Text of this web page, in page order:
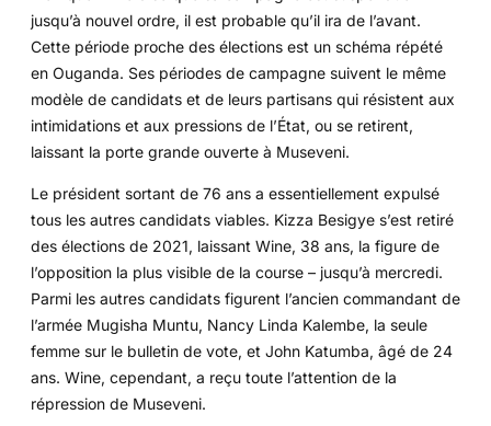
jusqu’à nouvel ordre, il est probable qu’il ira de l’avant.
Cette période proche des élections est un schéma répété
en Ouganda. Ses périodes de campagne suivent le même
modèle de candidats et de leurs partisans qui résistent aux
intimidations et aux pressions de l’État, ou se retirent,
laissant la porte grande ouverte à Museveni.
Le président sortant de 76 ans a essentiellement expulsé
tous les autres candidats viables. Kizza Besigye s’est retiré
des élections de 2021, laissant Wine, 38 ans, la figure de
l’opposition la plus visible de la course – jusqu’à mercredi.
Parmi les autres candidats figurent l’ancien commandant de
l’armée Mugisha Muntu, Nancy Linda Kalembe, la seule
femme sur le bulletin de vote, et John Katumba, âgé de 24
ans. Wine, cependant, a reçu toute l’attention de la
répression de Museveni.